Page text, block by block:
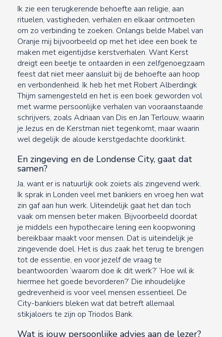
Ik zie een terugkerende behoefte aan religie, aan
rituelen, vastigheden, verhalen en elkaar ontmoeten
om zo verbinding te zoeken. Onlangs belde Mabel van
Oranje mij bijvoorbeeld op met het idee een boek te
maken met eigentijdse kerstverhalen. Want Kerst
dreigt een beetje te ontaarden in een zelfgenoegzaam
feest dat niet meer aansluit bij de behoefte aan hoop
en verbondenheid. Ik heb het met Robert Alberdingk
Thijm samengesteld en het is een boek geworden vol
met warme persoonlijke verhalen van vooraanstaande
schrijvers, zoals Adriaan van Dis en Jan Terlouw, waarin
je Jezus en de Kerstman niet tegenkomt, maar waarin
wel degelijk de aloude kerstgedachte doorklinkt.
En zingeving en de Londense City, gaat dat
samen?
Ja, want er is natuurlijk ook zoiets als zingevend werk.
Ik sprak in Londen veel met bankiers en vroeg hen wat
zin gaf aan hun werk. Uiteindelijk gaat het dan toch
vaak om mensen beter maken. Bijvoorbeeld doordat
je middels een hypothecaire lening een koopwoning
bereikbaar maakt voor mensen. Dat is uiteindelijk je
zingevende doel. Het is dus zaak het terug te brengen
tot de essentie, en voor jezelf de vraag te
beantwoorden ‘waarom doe ik dit werk?’ ‘Hoe wil ik
hiermee het goede bevorderen?’ Die inhoudelijke
gedrevenheid is voor veel mensen essentieel. De
City-bankiers bleken wat dat betreft allemaal
stikjaloers te zijn op Triodos Bank.
Wat is jouw persoonlijke advies aan de lezer?